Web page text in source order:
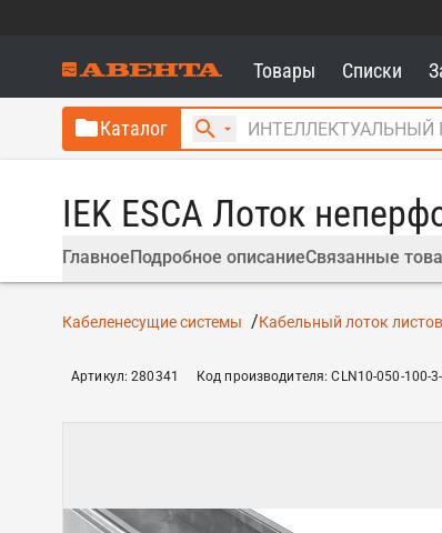
Товары Списки
Каталог
IEK ESCA Лоток
ГлавноеПодробное описаниеСвязанные
Кабеленесущие системы Кабельный лоток
Артикул:280341 Код производителя:CLN10-050-100-